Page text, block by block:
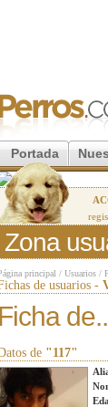
Portada
Zona
principal / Usuarios /
de usuarios -
Ficha
de "117"